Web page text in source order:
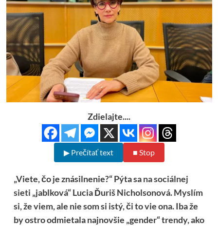
Zdielajte....
▶ Prečítať text ■ Stop
„Viete, čo je znásilnenie?“ Pýta sana sociálnej
sieti „jablková“ Lucia Ďuriš Nicholsonová. Myslím
si, že viem, ale nie som si istý, či to vie ona. Iba že
by ostro odmietala najnovšie „gender“ trendy, ako